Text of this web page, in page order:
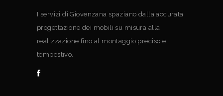
I servizi di Giovenzana spaziano dalla accurata
progettazione dei mobili su misura alla
realizzazione fino al montaggio preciso e
tempestivo.